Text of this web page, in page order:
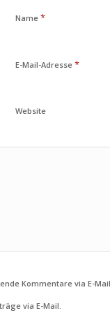
Name *
E-Mail-Adresse *
Website
Kommentare via E-
via E-Mail.